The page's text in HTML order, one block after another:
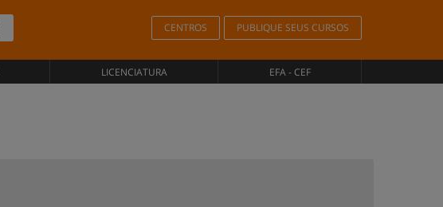
CENTROS PUBLIQUE SEUS CURSOS
LICENCIATURA EFA - CEF